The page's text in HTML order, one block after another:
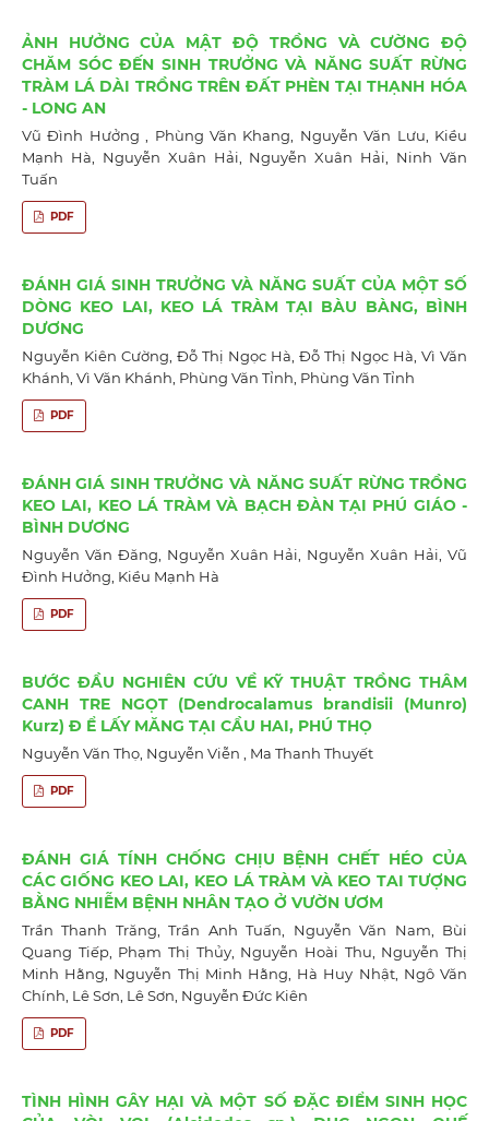
ẢNH HƯỞNG CỦA MẬT ĐỘ TRỒNG VÀ CƯỜNG ĐỘ
CHĂM SÓC ĐẾN SINH TRƯỞNG VÀ NĂNG SUẤT RỪNG
TRÀM LÁ DÀI TRỒNG TRÊN ĐẤT PHÈN TẠI THẠNH HÓA
- LONG AN
Vũ Đình Hưởng , Phùng Văn Khang, Nguyễn Văn Lưu, Kiều
Mạnh Hà, Nguyễn Xuân Hải, Nguyễn Xuân Hải, Ninh Văn
Tuấn
PDF
ĐÁNH GIÁ SINH TRƯỞNG VÀ NĂNG SUẤT CỦA MỘT SỐ
DÒNG KEO LAI, KEO LÁ TRÀM TẠI BÀU BÀNG, BÌNH
DƯƠNG
Nguyễn Kiên Cường, Đỗ Thị Ngọc Hà, Đỗ Thị Ngọc Hà, Vì Văn
Khánh, Vì Văn Khánh, Phùng Văn Tỉnh, Phùng Văn Tỉnh
PDF
ĐÁNH GIÁ SINH TRƯỞNG VÀ NĂNG SUẤT RỪNG TRỒNG
KEO LAI, KEO LÁ TRÀM VÀ BẠCH ĐÀN TẠI PHÚ GIÁO -
BÌNH DƯƠNG
Nguyễn Văn Đăng, Nguyễn Xuân Hải, Nguyễn Xuân Hải, Vũ
Đình Hưởng, Kiều Mạnh Hà
PDF
BƯỚC ĐẦU NGHIÊN CỨU VỀ KỸ THUẬT TRỒNG THÂM
CANH TRE NGỌT (Dendrocalamus brandisii (Munro)
Kurz) Đ Ể LẤY MĂNG TẠI CẦU HAI, PHÚ THỌ
Nguyễn Văn Thọ, Nguyễn Viễn , Ma Thanh Thuyết
PDF
ĐÁNH GIÁ TÍNH CHỐNG CHỊU BỆNH CHẾT HÉO CỦA
CÁC GIỐNG KEO LAI, KEO LÁ TRÀM VÀ KEO TAI TƯỢNG
BẰNG NHIỄM BỆNH NHÂN TẠO Ở VƯỜN ƯƠM
Trần Thanh Trăng, Trần Anh Tuấn, Nguyễn Văn Nam, Bùi
Quang Tiếp, Phạm Thị Thủy, Nguyễn Hoài Thu, Nguyễn Thị
Minh Hằng, Nguyễn Thị Minh Hằng, Hà Huy Nhật, Ngô Văn
Chính, Lê Sơn, Lê Sơn, Nguyễn Đức Kiên
PDF
TÌNH HÌNH GÂY HẠI VÀ MỘT SỐ ĐẶC ĐIỂM SINH HỌC